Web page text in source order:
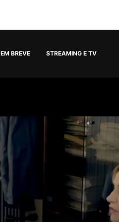
EM BREVE STREAMING E TV